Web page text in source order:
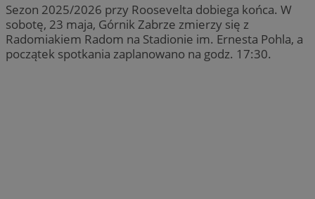
Sezon 2025/2026 przy Roosevelta dobiega końca. W
sobotę, 23 maja, Górnik Zabrze zmierzy się z
Radomiakiem Radom na Stadionie im. Ernesta Pohla, a
początek spotkania zaplanowano na godz. 17:30.